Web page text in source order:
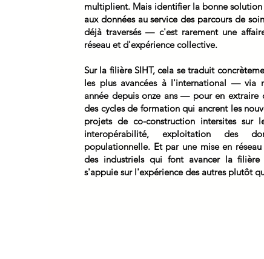
multiplient. Mais identifier la bonne
aux données au service des parcours de
déjà traversés — c'est rarement une
réseau et d'expérience collective.
Sur la filière SIHT, cela se traduit
les plus avancées à l'international — via
année depuis onze ans — pour en extraire
des cycles de formation qui ancrent les
projets de co-construction intersites sur
interopérabilité, exploitation des
populationnelle. Et par une mise en
des industriels qui font avancer la
s'appuie sur l'expérience des autres plutôt